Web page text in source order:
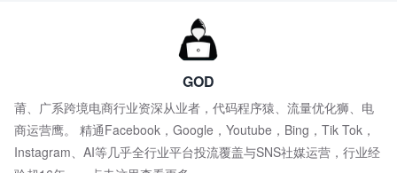
GOD
莆、广系跨境电商行业资深从业者，代码程序猿、流量优化狮、电
商运营鹰。 精通Facebook，Google，Youtube，Bing，Tik Tok，
Instagram、AI等几乎全行业平台投流覆盖与SNS社媒运营，行业经